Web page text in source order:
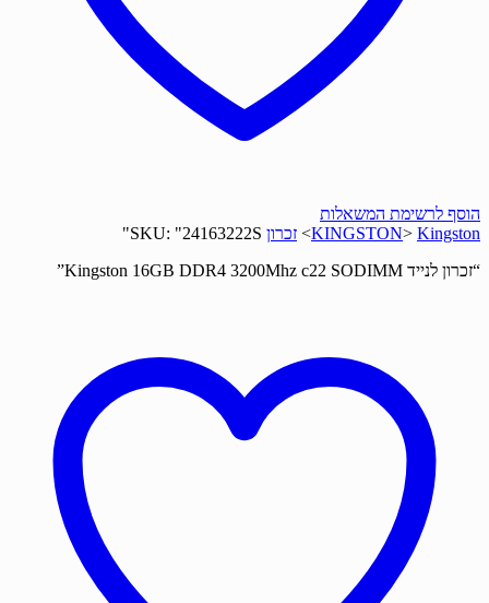
הוסף לרשימת המשאלות
KINGSTON> Kingston
> זכרון SKU: "24163222S"
“זכרון לנייד Kingston 16GB DDR4 3200Mhz c22 SODIMM”